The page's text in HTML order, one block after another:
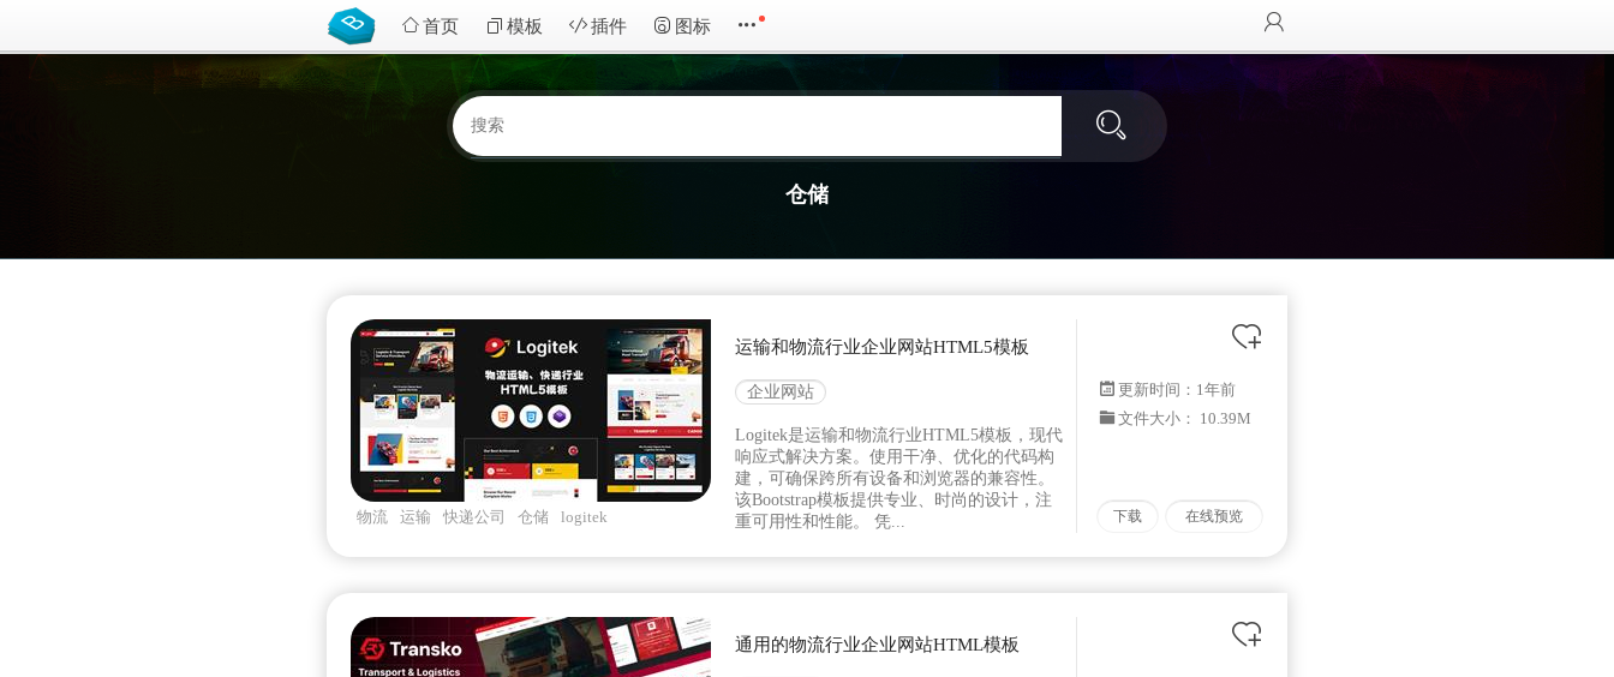
首页 模板 插件 图标
仓储
物流 运输 快递公司 仓储 logitek
运输和物流行业企业网站HTML5模板
企业网站
Logitek是运输和物流行业HTML5模板，现代
响应式解决方案。使用干净、优化的代码构
建，可确保跨所有设备和浏览器的兼容性。
该Bootstrap模板提供专业、时尚的设计，注
重可用性和性能。 凭...
更新时间： 1年前
文件大小： 10.39M
下载 在线预览
通用的物流行业企业网站HTML模板